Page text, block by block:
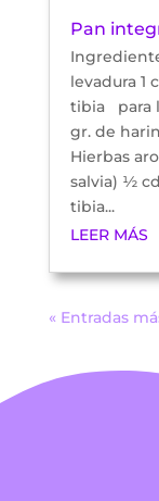
Pan
levadura 1
tibia para
gr. de
Hierbas
salvia) ½
tibia...
LEER MÁS
« Entradas